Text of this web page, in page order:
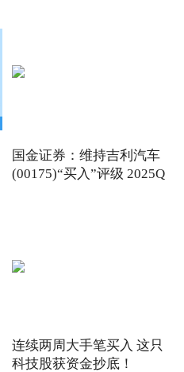
国金证券：维持吉利汽车
(00175)“买入”评级 2025Q
连续两周大手笔买入 这只
科技股获资金抄底！